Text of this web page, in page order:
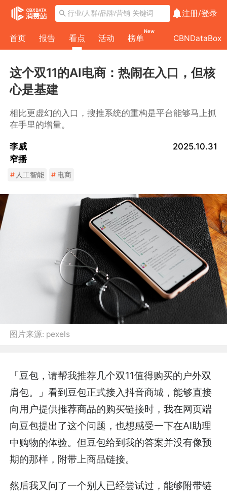
注册/登录
首页 报告 看点 活动 榜单
New
CBNDataBox
这个双11的AI电商：热闹在入口，但核
心是基建
相比更虚幻的入口，搜推系统的重构是平台能够马上抓
在手里的增量。
李威
窄播
2025.10.31
# 人工智能 # 电商
图片来源: pexels
「豆包，请帮我推荐几个双11值得购买的户外双
肩包。」看到豆包正式接入抖音商城，能够直接
向用户提供推荐商品的购买链接时，我在网页端
向豆包提出了这个问题，也想感受一下在AI助理
中购物的体验。但豆包给到我的答案并没有像预
期的那样，附带上商品链接。
然后我又问了一个别人已经尝试过，能够附带链